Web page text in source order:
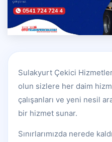
Sulakyurt Çekici
olun sizlere her daim
çalışanları ve yeni nesil
bir hizmet sunar.
Sınırlarımızda nerede